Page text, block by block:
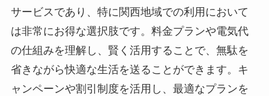
サービスであり、特に関西地域での利用において
は非常にお得な選択肢です。料金プランや電気代
の仕組みを理解し、賢く活用することで、無駄を
省きながら快適な生活を送ることができます。キ
ャンペーンや割引制度を活用し、最適なプランを